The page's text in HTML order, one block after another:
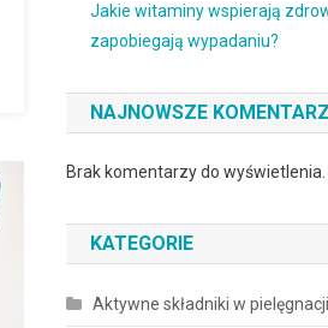
Jakie witaminy wspierają
zapobiegają wypadaniu?
NAJNOWSZE
Brak komentarzy do wyświetlenia.
KATEGORIE
Aktywne składniki w pielęgnacji